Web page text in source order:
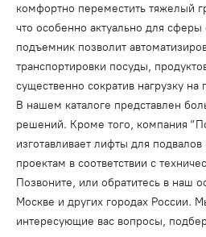
комфортно переместить тяжелый
что особенно актуально для
подъемник позволит
транспортировки посуды,
существенно сократив нагрузку на
В нашем каталоге представлен
решений. Кроме того, компания
изготавливает лифты для
проектам в соответствии с
Позвоните, или обратитесь в наш
Москве и других городах России.
интересующие вас вопросы,